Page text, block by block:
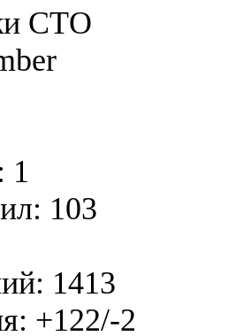
СТО
1
103
1413
+122/-2